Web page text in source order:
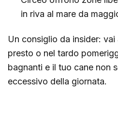
in riva al mare da
Un consiglio da insider: vai
presto o nel tardo
bagnanti e il tuo cane non
eccessivo della giornata.